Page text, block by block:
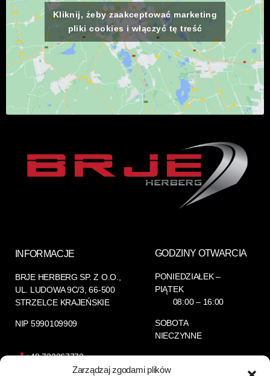
Zarządzaj zgodami plików
Kliknij, żeby zaakceptować marketing
pliki cookies i włączyć tę treść
INFORMACJE
BRJE HERBERG SP. Z O.O.
UL. LUDOWA 9C/3, 66-500
STRZELCE KRAJEŃSKIE
NIP 5990109909
+48 733367770
GODZINY OTWARCIA
PONIEDZIAŁEK –
PIĄTEK
08:00 – 16:00
SOBOTA
NIECZYNNE